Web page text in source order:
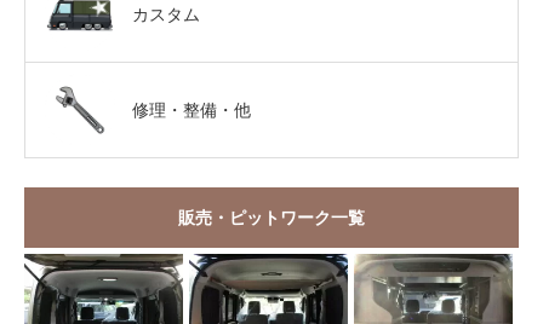
カスタム
修理・整備・他
販売・ピットワーク一覧